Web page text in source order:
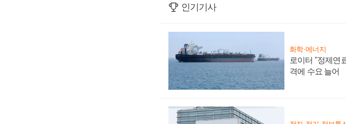
인기기사
화학·에너지
로이터 "정제연
격에 수요 늘어